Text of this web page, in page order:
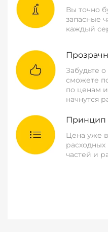
Вы точно
запасные
каждый
Забудьте
сможете
по ценам
начнутся
Принцип
Цена уже
расходных
частей и